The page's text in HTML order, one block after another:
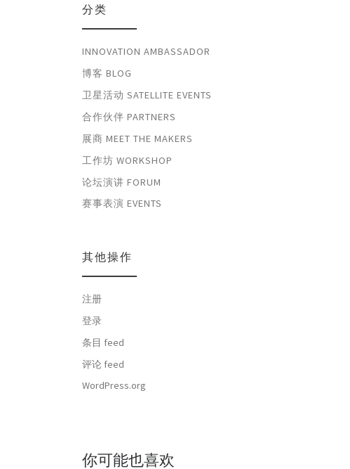
你可能也喜欢
分类
INNOVATION AMBASSADOR
博客 BLOG
卫星活动 SATELLITE EVENTS
合作伙伴 PARTNERS
展商 MEET THE MAKERS
工作坊 WORKSHOP
论坛演讲 FORUM
赛事表演 EVENTS
其他操作
注册
登录
条目 feed
评论 feed
WordPress.org